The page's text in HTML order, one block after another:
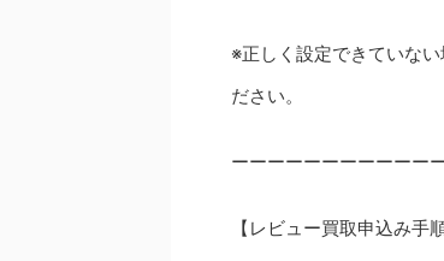
※正しく設定できていな
ださい。
ーーーーーーーーーーー
【レビュー買取申込み手順